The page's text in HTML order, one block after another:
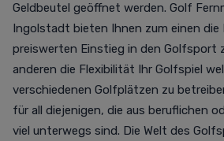
Geldbeutel geöffnet werden. Golf
Ingolstadt bieten Ihnen zum einen die
preiswerten Einstieg in den Golfsport
anderen die Flexibilität Ihr Golfspiel
verschiedenen Golfplätzen zu
für all diejenigen, die aus beruflichen
viel unterwegs sind. Die Welt des